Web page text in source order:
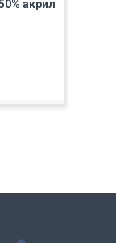
акрил